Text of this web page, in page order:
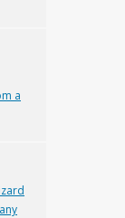
a